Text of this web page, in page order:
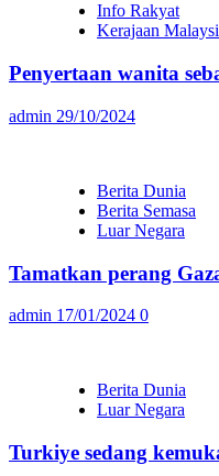
Info Rakyat
Kerajaan
Penyertaan wanita
admin 29/10/2024
Berita Dunia
Berita Semasa
Luar Negara
Tamatkan perang
admin 17/01/2024 0
Berita Dunia
Luar Negara
Turkiye sedang